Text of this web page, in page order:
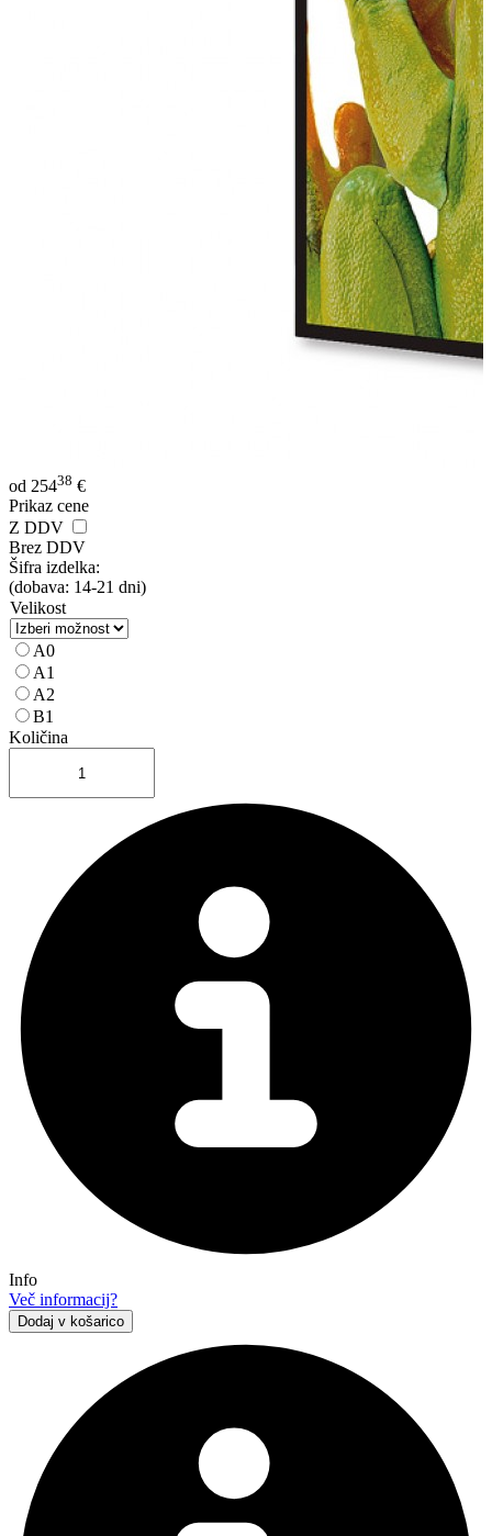
od 25438 €
Prikaz cene
Z DDV
Brez DDV
Šifra izdelka:
(dobava: 14-21 dni)
Velikost
A0
A1
A2
B1
Količina
Info
Več informacij?
Dodaj v košarico